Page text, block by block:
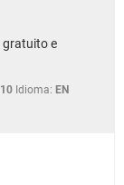
gratuito e
Idioma: EN